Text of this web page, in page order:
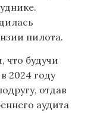
пилота.
что будучи
2024 году
отдав
аудита